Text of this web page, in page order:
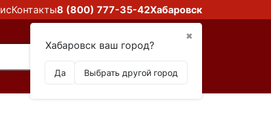
Контакты8 (800) 777-35-42Хабаровск
✖
Хабаровск ваш город?
Да Выбрать другой город